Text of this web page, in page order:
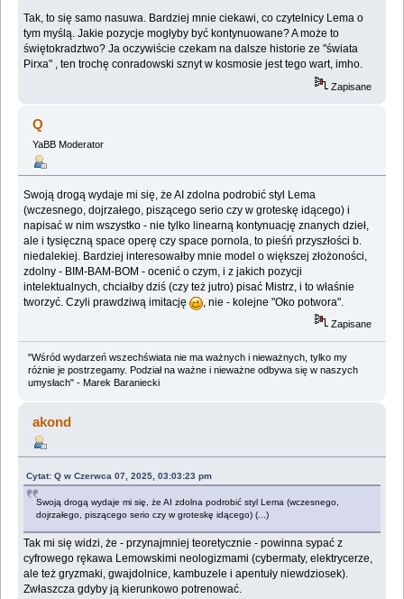
Tak, to się samo nasuwa. Bardziej mnie ciekawi, co czytelnicy Lema o
tym myślą. Jakie pozycje mogłyby być kontynuowane? A może to
świętokradztwo? Ja oczywiście czekam na dalsze historie ze "świata
Pirxa" , ten trochę conradowski sznyt w kosmosie jest tego wart, imho.
Zapisane
Q
YaBB Moderator
Swoją drogą wydaje mi się, że AI zdolna podrobić styl Lema
(wczesnego, dojrzałego, piszącego serio czy w groteskę idącego) i
napisać w nim wszystko - nie tylko linearną kontynuację znanych dzieł,
ale i tysięczną space operę czy space pornola, to pieśń przyszłości b.
niedalekiej. Bardziej interesowałby mnie model o większej złożoności,
zdolny - BIM-BAM-BOM - ocenić o czym, i z jakich pozycji
intelektualnych, chciałby dziś (czy też jutro) pisać Mistrz, i to właśnie
tworzyć. Czyli prawdziwą imitację
, nie - kolejne "Oko potwora".
Zapisane
"Wśród wydarzeń wszechświata nie ma ważnych i nieważnych, tylko my
różnie je postrzegamy. Podział na ważne i nieważne odbywa się w naszych
umysłach" - Marek Baraniecki
akond
Cytat: Q w Czerwca 07, 2025, 03:03:23 pm
Swoją drogą wydaje mi się, że AI zdolna podrobić styl Lema (wczesnego,
dojrzałego, piszącego serio czy w groteskę idącego) (...)
Tak mi się widzi, że - przynajmniej teoretycznie - powinna sypać z
cyfrowego rękawa Lemowskimi neologizmami (cybermaty, elektrycerze,
ale też gryzmaki, gwajdolnice, kambuzele i apentuły niewdziosek).
Zwłaszcza gdyby ją kierunkowo potrenować.